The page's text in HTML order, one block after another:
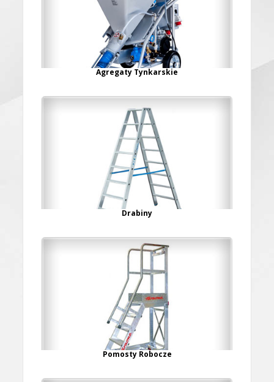
Agregaty Tynkarskie
Drabiny
Pomosty Robocze